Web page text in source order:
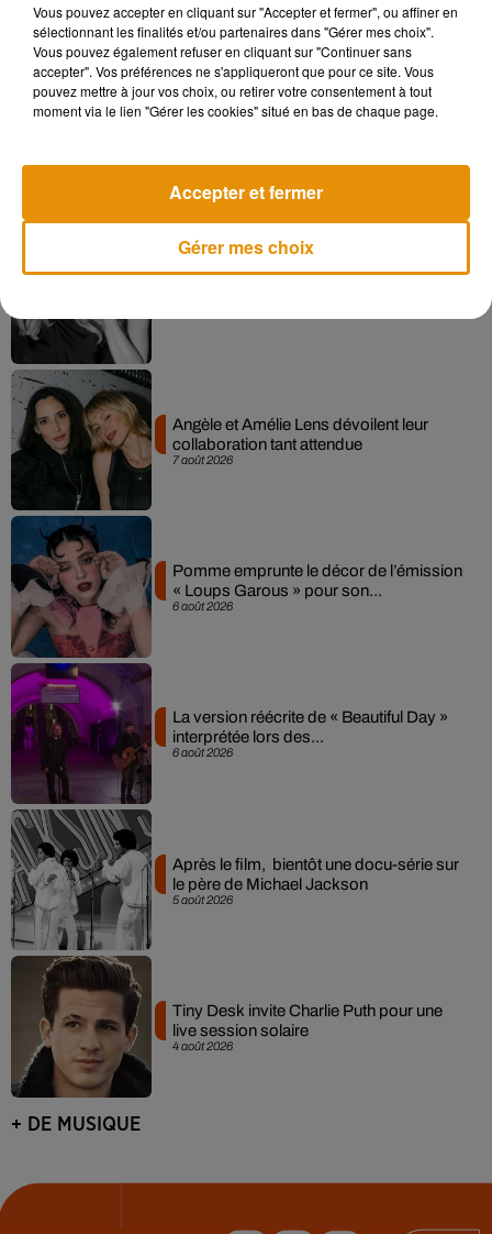
en cliquant sur le bouton ci-dessous.
Afficher l'élément
Madonna sort enfin le remix de « Love
7 août 2026
Angèle et Amélie Lens dévoilent leur
collaboration tant attendue
6 août 2026
Pomme emprunte le décor de l’émission
« Loups Garous » pour son...
6 août 2026
La version réécrite de « Beautiful Day »
interprétée lors des...
5 août 2026
Après le film, bientôt une docu-série sur
le père de Michael Jackson
4 août 2026
Tiny Desk invite Charlie Puth pour une
live session solaire
+ DE MUSIQUE
Vous pouvez accepter en cliquant sur "Accepter et fermer", ou affiner en
sélectionnant les finalités et/ou partenaires dans "Gérer mes choix".
Vous pouvez également refuser en cliquant sur "Continuer sans
accepter". Vos préférences ne s'appliqueront que pour ce site. Vous
pouvez mettre à jour vos choix, ou retirer votre consentement à tout
moment via le lien "Gérer les cookies" situé en bas de chaque page.
Gérer mes choix
Accepter et fermer